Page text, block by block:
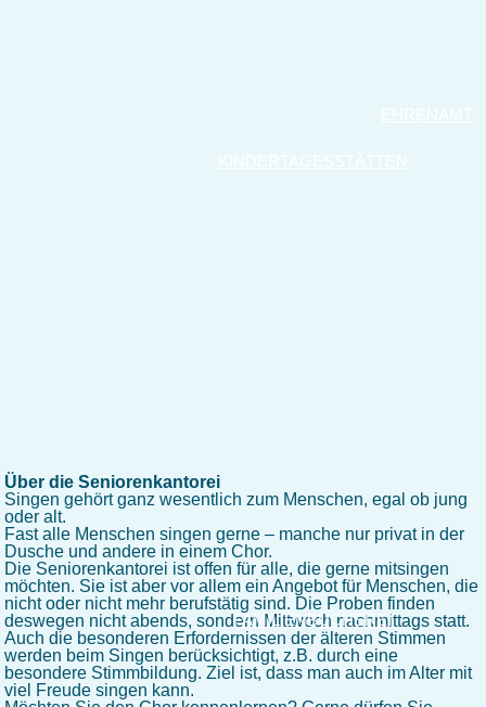
FAMILIENBÜCHEREI
Über die Seniorenkantorei
Singen gehört ganz wesentlich zum Menschen, egal ob jung
oder alt.
Fast alle Menschen singen gerne – manche nur privat in der
Dusche und andere in einem Chor.
Die Seniorenkantorei ist offen für alle, die gerne mitsingen
möchten. Sie ist aber vor allem ein Angebot für Menschen, die
nicht oder nicht mehr berufstätig sind. Die Proben finden
deswegen nicht abends, sondern Mittwoch nachmittags statt.
Auch die besonderen Erfordernissen der älteren Stimmen
werden beim Singen berücksichtigt, z.B. durch eine
besondere Stimmbildung. Ziel ist, dass man auch im Alter mit
viel Freude singen kann.